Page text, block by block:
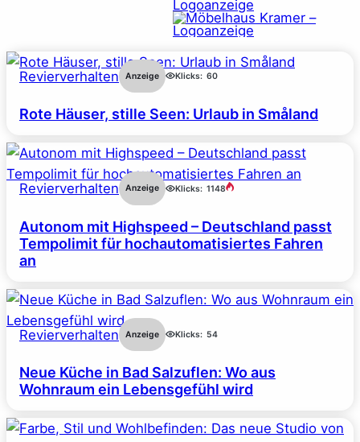
Revierverhalten Anzeige Klicks: 60
Rote Häuser, stille Seen: Urlaub in Småland
Revierverhalten Anzeige Klicks: 1148
Autonom mit Highspeed – Deutschland passt
Tempolimit für hochautomatisiertes Fahren
an
Revierverhalten Anzeige Klicks: 54
Neue Küche in Bad Salzuflen: Wo aus
Wohnraum ein Lebensgefühl wird